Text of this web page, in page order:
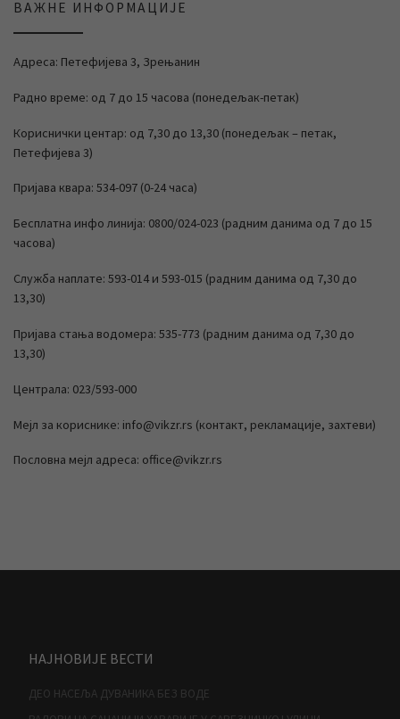
ВАЖНЕ ИНФОРМАЦИЈЕ
Адреса: Петефијева 3, Зрењанин
Радно време: од 7 до 15 часова (понедељак-петак)
Кориснички центар: од 7,30 до 13,30 (понедељак – петак,
Петефијева 3)
Пријава квара: 534-097 (0-24 часа)
Бесплатна инфо линија: 0800/024-023 (радним данима од 7 до 15
часова)
Служба наплате: 593-014 и 593-015 (радним данима од 7,30 до
13,30)
Пријава стања водомера: 535-773 (радним данима од 7,30 до
13,30)
Централа: 023/593-000
Мејл за кориснике: info@vikzr.rs (контакт, рекламације, захтеви)
Пословна мејл адреса: office@vikzr.rs
НАЈНОВИЈЕ ВЕСТИ
ДЕО НАСЕЉА ДУВАНИКА БЕЗ ВОДЕ